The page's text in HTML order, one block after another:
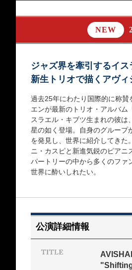
NEW
ジャズ界を牽引するイ
新生トリオで描くアヴ
過去25年にわたり国際的に称
エンが最新のトリオ・アルバム
スラエル・キブツ生まれの彼
星の如く登場。自身のグループ
を発見し、世界に紹介してきた
ニ・カスピと新進気鋭のピアニ
パートリーの中から多くのファ
世界に酔いしれたい。
公演詳細情報